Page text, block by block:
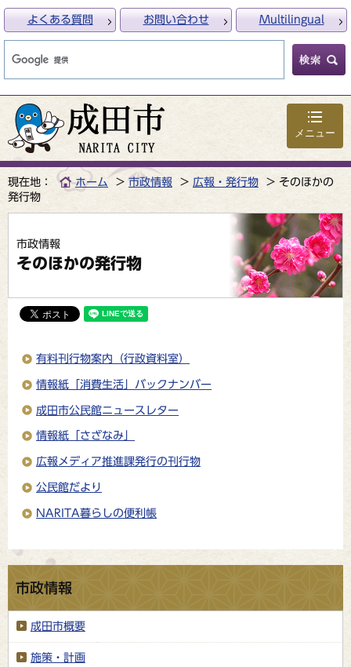
メニュー
よくある質問 お問い合わせ Multilingual
現在地： ホーム 市政情報 広報・発行物
そのほかの
発行物
市政情報
そのほかの発行物
有料刊行物案内（行政資料室）
情報紙「消費生活」バックナンバー
成田市公民館ニュースレター
情報紙「さざなみ」
広報メディア推進課発行の刊行物
公民館だより
NARITA暮らしの便利帳
市政情報
成田市概要
施策・計画